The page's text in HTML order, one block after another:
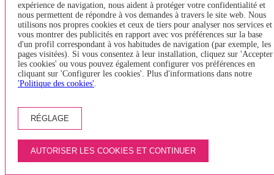
véhicules, à l'exception des porcs pour les aveugles. Seules l'entrée
d'animaux, à l'intérieur de la cave du véhicule et par l'utilisation de
véhicules approuvés seront autorisées.
1.11.-. Bicyclettes:
Conformément à l'ordonnance TES / 376/2014, qui se réfère à la
réglementation sur le transport de bicyclettes. et conformément à
TRANSPORT URBAIN GERONE Banyoles, TAB LINE ou
véhicules BODEGA - accepté que vélos pliants et sont ensemble. Il
n'est pas permis d'entrer dans les vélos de type Girocleta. - Il peut
transporter jusqu'à deux vélos (ensemble) dans la zone désignée
pour les PMR (fauteuils roulants) - Si une personne dans un fauteuil
roulant veut monter dans le bus, et l'espace est occupé PRM Pour un
vélo, celui-ci devra descendre du bus et attendre le prochain, car les
expérience de navigation, nous aident à protéger votre confidentialité et
nous permettent de répondre à vos demandes à travers le site web. Nous
utilisons nos propres cookies et ceux de tiers pour analyser nos services et
vous montrer des publicités en rapport avec vos préférences sur la base
d'un profil correspondant à vos habitudes de navigation (par exemple, les
pages visitées). Si vous consentez à leur installation, cliquez sur 'Accepter
les cookies' ou vous pouvez également configurer vos préférences en
cliquant sur 'Configurer les cookies'. Plus d'informations dans notre
'Politique des cookies'.
RÉGLAGE
AUTORISER LES COOKIES ET CONTINUER